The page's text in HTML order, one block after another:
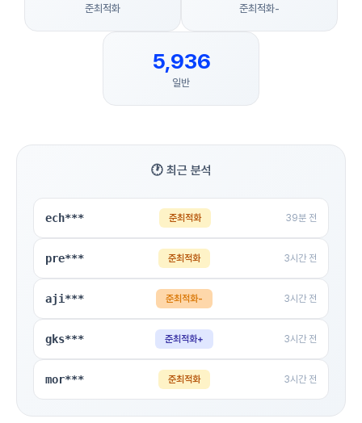
준최적화 준최적화-
5,936
일반
🕐 최근 분석
ech*** 준최적화 39분 전
pre*** 준최적화 3시간 전
aji*** 준최적화- 3시간 전
gks*** 준최적화+ 3시간 전
mor*** 준최적화 3시간 전